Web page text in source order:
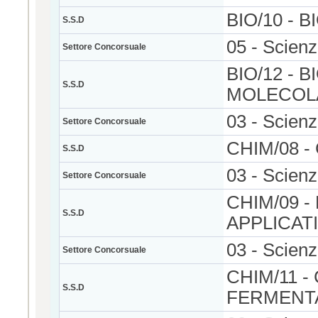
S.S.D BIO/10 -
Settore Concorsuale 05 -
S.S.D
BIO/12 -
Settore Concorsuale 03 -
S.S.D CHIM/08 -
Settore Concorsuale 03 -
S.S.D
CHIM/09 -
Settore Concorsuale 03 -
S.S.D
CHIM/11 -